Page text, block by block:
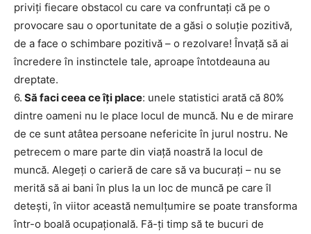
priviţi fiecare obstacol cu care va confruntaţi că pe o
provocare sau o oportunitate de a găsi o soluţie pozitivă,
de a face o schimbare pozitivă – o rezolvare! Învaţă să ai
încredere în instinctele tale, aproape întotdeauna au
dreptate.
6. Să faci ceea ce îţi place: unele statistici arată că 80%
dintre oameni nu le place locul de muncă. Nu e de mirare
de ce sunt atâtea persoane nefericite în jurul nostru. Ne
petrecem o mare parte din viaţă noastră la locul de
muncă. Alegeți o carieră de care să va bucuraţi – nu se
merită să ai bani în plus la un loc de muncă pe care îl
deteşti, în viitor această nemulţumire se poate transforma
într-o boală ocupaţională. Fă-ţi timp să te bucuri de